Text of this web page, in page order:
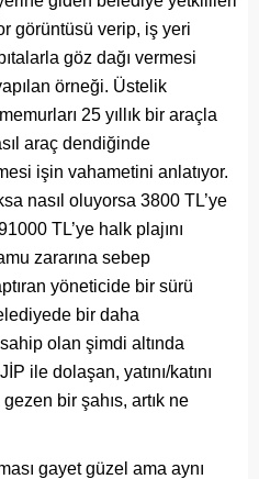
görüntüsü verip, iş yeri
göz dağı vermesi
örneği. Üstelik
25 yıllık bir araçla
araç dendiğinde
işin vahametini anlatıyor.
nasıl oluyorsa 3800 TL’ye
TL’ye halk plajını
zararına sebep
yöneticide bir sürü
bir daha
olan şimdi altında
ile dolaşan, yatını/katını
gezen bir şahıs, artık ne
gayet güzel ama aynı